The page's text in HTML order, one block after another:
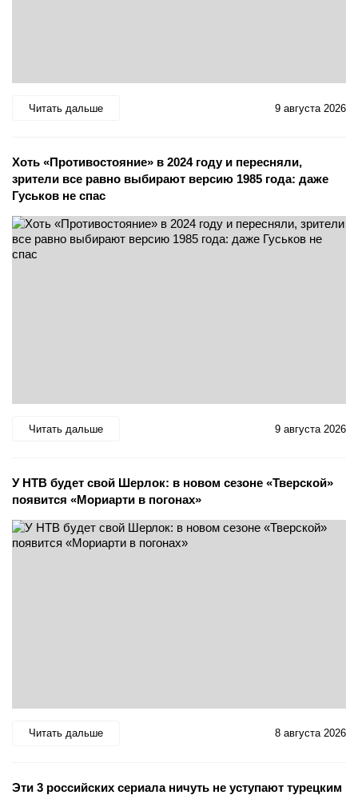
Читать дальше 9 августа 2026
Хоть «Противостояние» в 2024 году и пересняли,
зрители все равно выбирают версию 1985 года: даже
Гуськов не спас
Читать дальше 9 августа 2026
У НТВ будет свой Шерлок: в новом сезоне «Тверской»
появится «Мориарти в погонах»
Читать дальше 8 августа 2026
Эти 3 российских сериала ничуть не уступают турецким